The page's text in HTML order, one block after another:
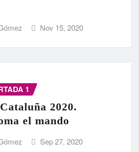
Nov 15, 2020
1
2020.
el mando
Sep 27, 2020